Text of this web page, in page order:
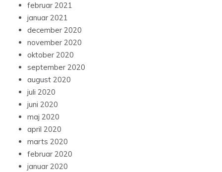
februar 2021
januar 2021
december 2020
november 2020
oktober 2020
september 2020
august 2020
juli 2020
juni 2020
maj 2020
april 2020
marts 2020
februar 2020
januar 2020